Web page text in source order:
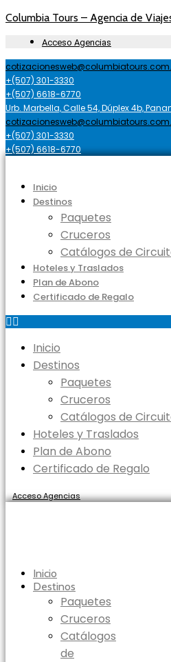
Columbia Tours – Agencia de
Acceso Agencias
+(507) 301-3330
+(507) 6618-6770
Urb. Marbella, Calle 54, Dúplex 4b,
+(507) 301-3330
+(507) 6618-6770
Inicio
Destinos
Paquetes
Cruceros
Catálogos de
Hoteles y Traslados
Plan de Abono
Certificado de Regalo
Inicio
Destinos
Paquetes
Cruceros
Catálogos de
Hoteles y Traslados
Plan de Abono
Certificado de Regalo
Acceso Agencias
Inicio
Destinos
Paquetes
Cruceros
Catálogos
de